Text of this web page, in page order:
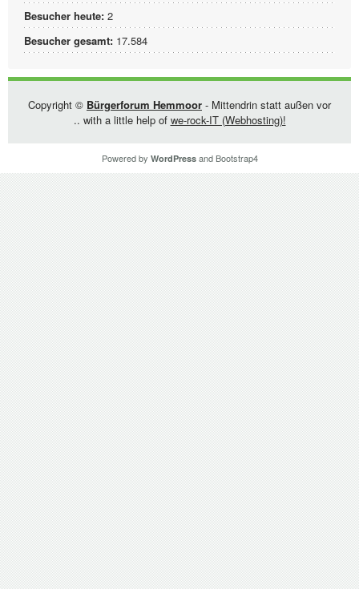
Besucher heute: 2
Besucher gesamt: 17.584
Copyright © Bürgerforum Hemmoor - Mittendrin statt außen vor
.. with a little help of we-rock-IT (Webhosting)!
Powered by WordPressand Bootstrap4